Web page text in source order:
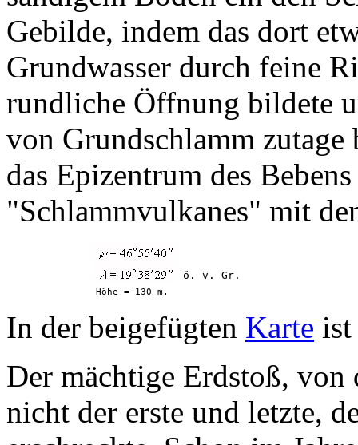
Gebilde, indem das dort
Grundwasser durch feine
rundliche Öffnung bildete
von Grundschlamm
das Epizentrum des
"Schlammvulkanes" mit
ö. v. Gr.
Höhe = 130 m.
In der beigefügten Karte
Der mächtige Erdstoß,
nicht der erste und letzte,